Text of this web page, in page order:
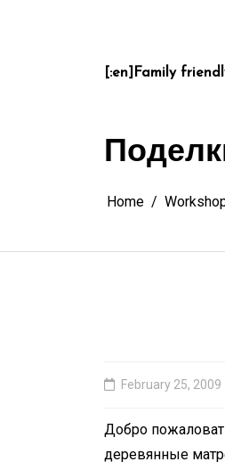
[:en]Family
Home
February 25, 2009
Добро
деревянные